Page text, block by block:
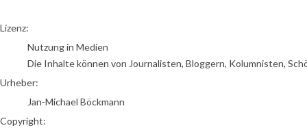
Jan-Michael Böckmann
Lizenz:
Nutzung in Medien
Die Inhalte können von Journalisten, Bloggern, Kolumnisten,
Urheber:
Jan-Michael Böckmann
Copyright: